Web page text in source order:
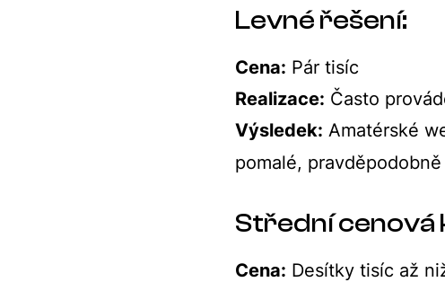
Levné řešení:
Cena: Pár tisíc
Realizace: Často
Výsledek: Amatérské
pomalé,
Střední cenová
Cena: Desítky tisíc až